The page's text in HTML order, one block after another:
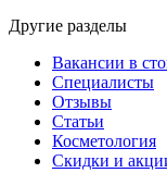
Другие разделы
Вакансии в
Специалисты
Отзывы
Статьи
Косметология
Скидки и